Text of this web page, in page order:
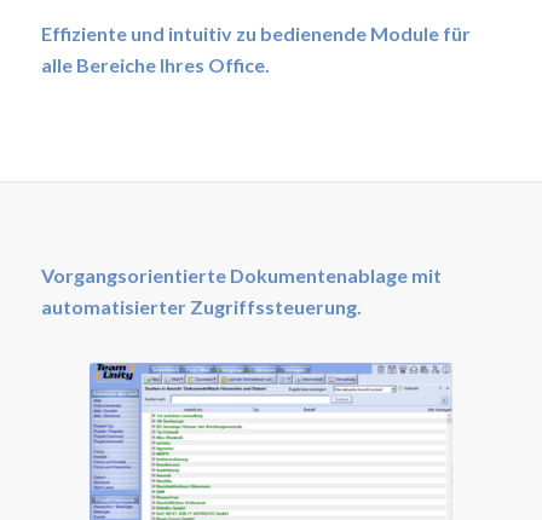
Effiziente und intuitiv zu bedienende Module für
alle Bereiche Ihres Office.
Vorgangsorientierte Dokumentenablage mit
automatisierter Zugriffssteuerung.